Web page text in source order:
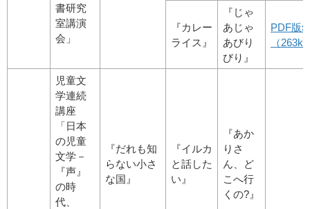
書研究
室講演
会」
『カレー
ライス』
『じゃ
あじゃ
あびり
びり』
PDF版
（
児童文
学連続
講座
「日本
の児童
文学－
『声』
の時
代、
『だれも知
らない小さ
な国』
『イルカ
と話した
い』
『あか
りさ
ん、ど
こへ行
くの?』